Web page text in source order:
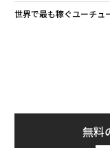
世界で最も稼ぐユーチ
無料